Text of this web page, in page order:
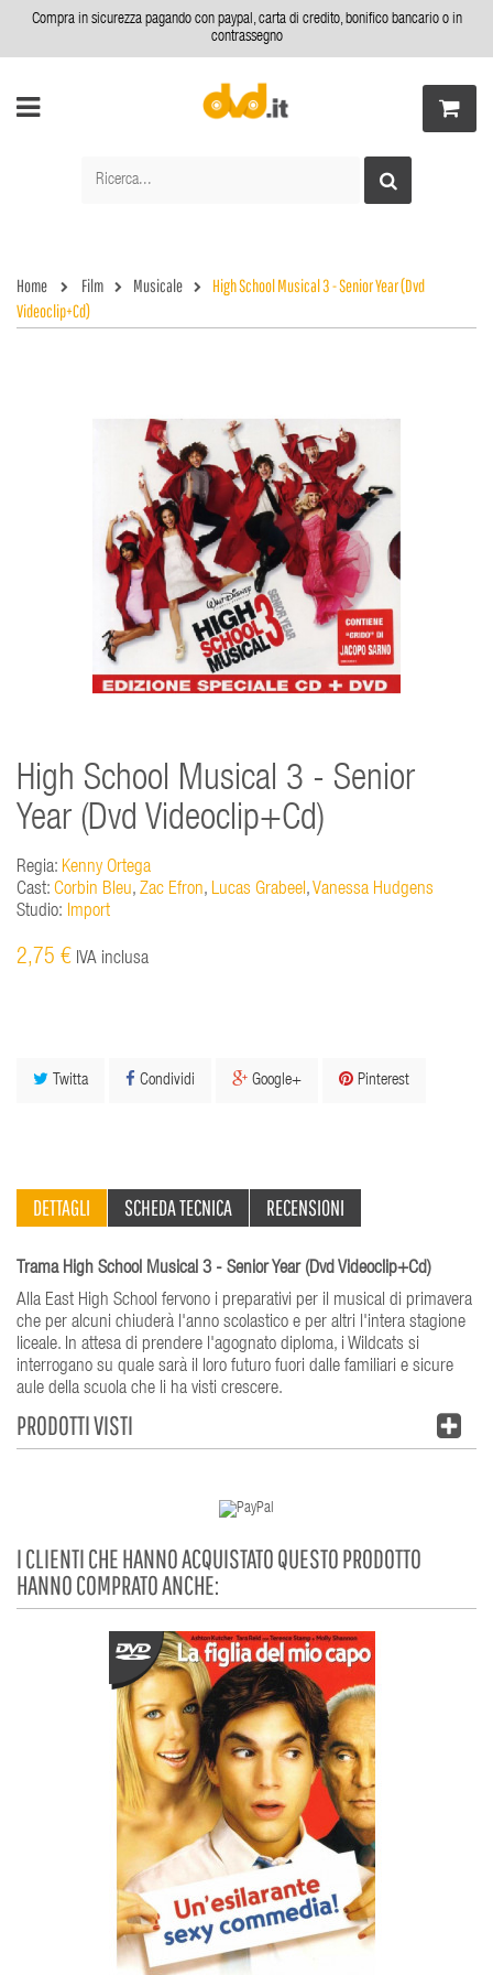
Compra in sicurezza pagando con paypal, carta di credito, bonifico bancario o in
contrassegno
Home Film Musicale
High School Musical 3 - Senior Year (Dvd
Videoclip+Cd)
High School Musical 3 - Senior
Year (Dvd Videoclip+Cd)
Regia: Kenny Ortega
Cast: Corbin Bleu, Zac Efron, Lucas Grabeel,Vanessa Hudgens
Studio: Import
2,75 € IVA inclusa
Twitta Condividi Google+ Pinterest
DETTAGLI SCHEDA TECNICA RECENSIONI
Trama High School Musical 3 - Senior Year (Dvd Videoclip+Cd)
Alla East High School fervono i preparativi per il musical di primavera
che per alcuni chiuderà l'anno scolastico e per altri l'intera stagione
liceale. In attesa di prendere l'agognato diploma, i Wildcats si
interrogano su quale sarà il loro futuro fuori dalle familiari e sicure
aule della scuola che li ha visti crescere.
PRODOTTI VISTI
I CLIENTI CHE HANNO ACQUISTATO QUESTO PRODOTTO
HANNO COMPRATO ANCHE: